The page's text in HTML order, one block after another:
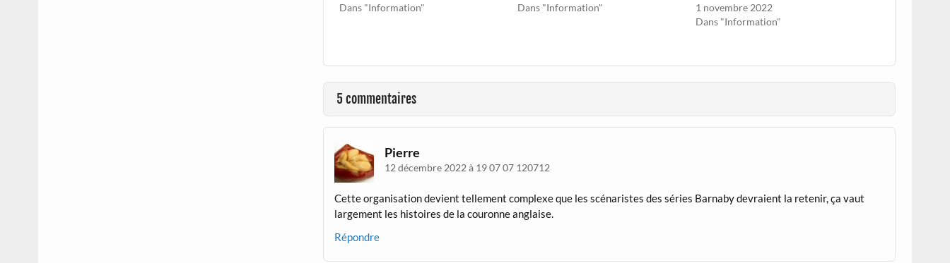
Dans "Information"
Dans "Information"
1 novembre 2022
Dans "Information"
5 commentaires
Pierre
12 décembre 2022 à 19 07 07 120712
Cette organisation devient tellement complexe que les scénaristes des séries Barnaby devraient la retenir, ça vaut
largement les histoires de la couronne anglaise.
Répondre